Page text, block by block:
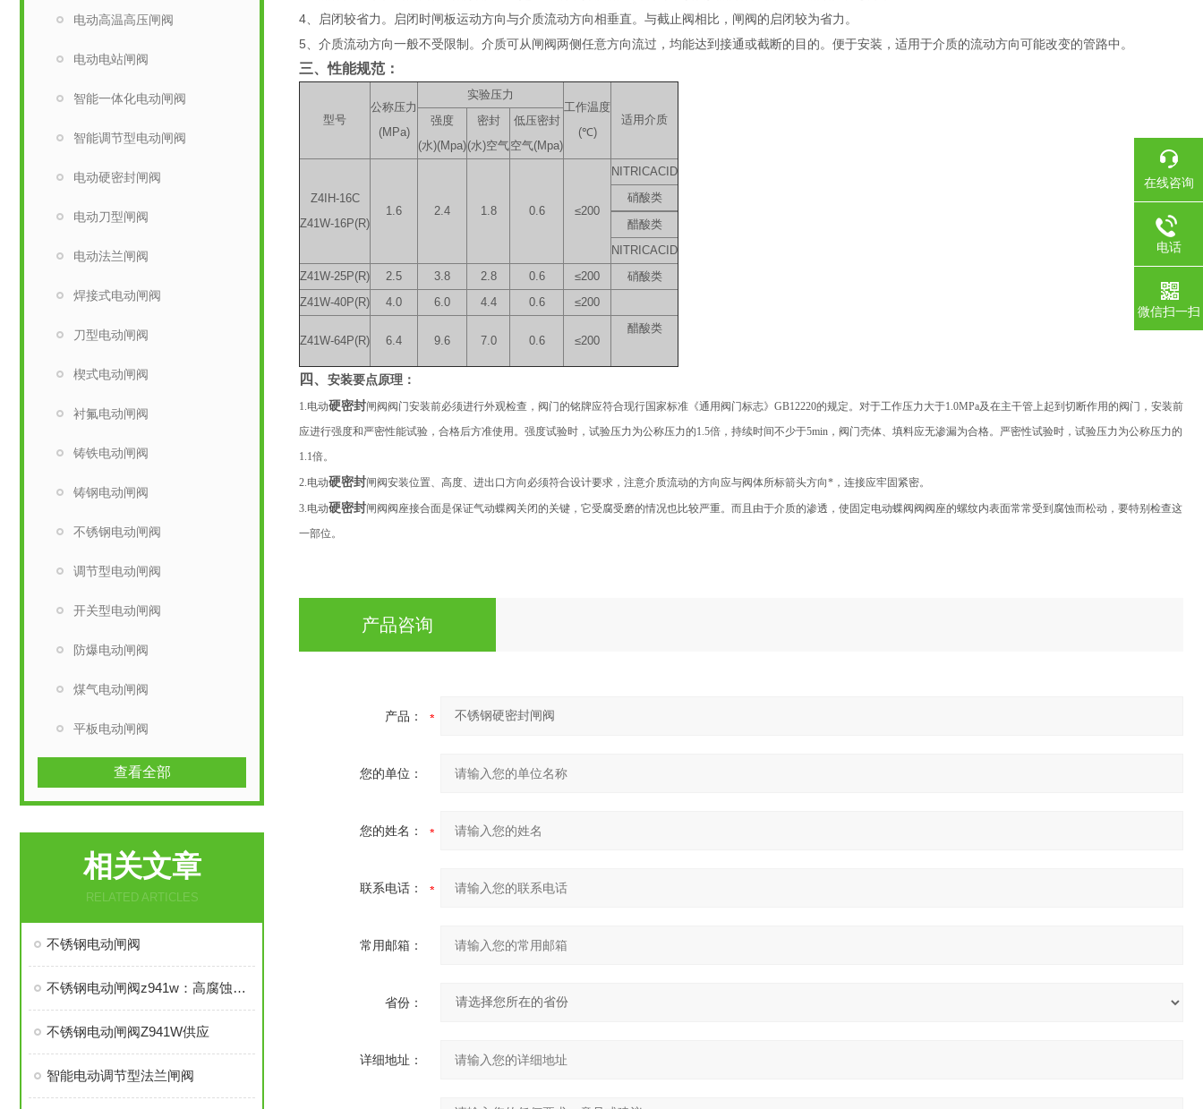
电动高温高压闸阀
电动电站闸阀
智能一体化电动闸阀
智能调节型电动闸阀
电动硬密封闸阀
电动刀型闸阀
电动法兰闸阀
焊接式电动闸阀
刀型电动闸阀
楔式电动闸阀
衬氟电动闸阀
铸铁电动闸阀
铸钢电动闸阀
不锈钢电动闸阀
调节型电动闸阀
开关型电动闸阀
防爆电动闸阀
煤气电动闸阀
平板电动闸阀
查看全部
相关文章
RELATED ARTICLES
不锈钢电动闸阀
不锈钢电动闸阀z941w：高腐蚀工况下流体控制的可靠卫士
不锈钢电动闸阀Z941W供应
智能电动调节型法兰闸阀
4、启闭较省力。启闭时闸板运动方向与介质流动方向相垂直。与截止阀相比，闸阀的启闭较为省力。
5、介质流动方向一般不受限制。介质可从闸阀两侧任意方向流过，均能达到接通或截断的目的。便于安装，适用于介质的流动方向可能改变的管路中。
三、性能规范：
型号
公称压力
(MPa)
实验压力
工作温度
(℃)
适用介质
强度
(水)(Mpa)
密封
(水)空气
低压密封
空气(Mpa)
Z4IH-16C
Z41W-16P(R)
1.6 2.4 1.8 0.6 ≤200
NITRICACID
硝酸类
醋酸类
NITRICACID
Z41W-25P(R)
2.5 3.8 2.8 0.6 ≤200
硝酸类
Z41W-40P(R)
4.0 6.0 4.4 0.6 ≤200
Z41W-64P(R) 6.4 9.6 7.0 0.6 ≤200
醋酸类
四、 安装要点原理：
1.电动硬密封闸阀阀门安装前必须进行外观检查，阀门的铭牌应符合现行国家标准《通用阀门标志》GB12220的规定。对于工作压力大于1.0MPa及在主干管上起到切断作用的阀门，安装前
应进行强度和严密性能试验，合格后方准使用。强度试验时，试验压力为公称压力的1.5倍，持续时间不少于5min，阀门壳体、填料应无渗漏为合格。严密性试验时，试验压力为公称压力的
1.1倍。
2.电动硬密封闸阀安装位置、高度、进出口方向必须符合设计要求，注意介质流动的方向应与阀体所标箭头方向*，连接应牢固紧密。
3.电动硬密封闸阀阀座接合面是保证气动蝶阀关闭的关键，它受腐受磨的情况也比较严重。而且由于介质的渗透，使固定电动蝶阀阀阀座的螺纹内表面常常受到腐蚀而松动，要特别检查这
一部位。
产品咨询
产品：
您的单位：
您的姓名：
联系电话：
常用邮箱：
省份：
详细地址：
在线咨询
电话
微信扫一扫